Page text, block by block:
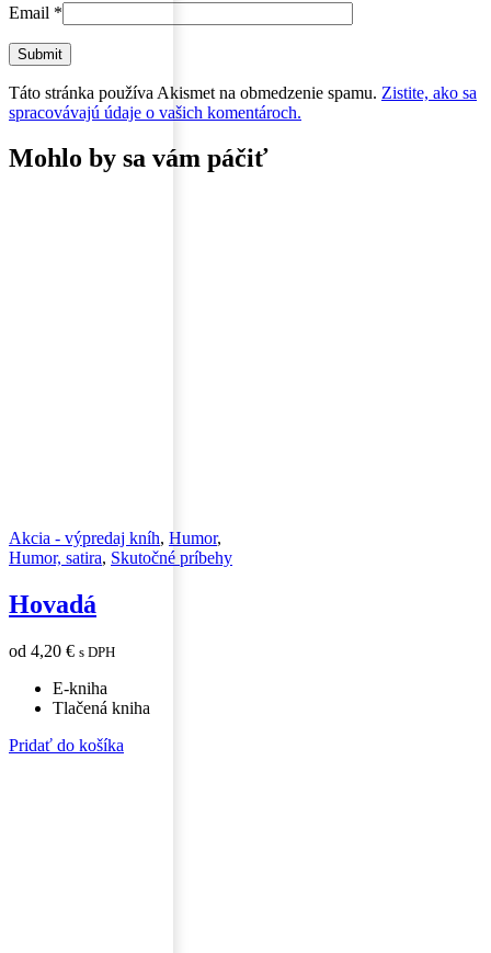
Email *
Táto stránka používa Akismet na obmedzenie spamu. Zistite, ako sa
spracovávajú údaje o vašich komentároch.
Mohlo by sa vám páčiť
Akcia - výpredaj kníh, Humor,
Humor, satira, Skutočné príbehy
Hovadá
od 4,20 € s DPH
E-kniha
Tlačená kniha
Pridať do košíka